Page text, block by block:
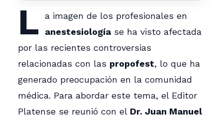
L
a imagen de los profesionales en
anestesiologíase ha visto afectada
por las recientes controversias
relacionadas con las propofest, lo que ha
generado preocupación en la comunidad
médica. Para abordar este tema, el Editor
Platense se reunió con el Dr. Juan Manuel